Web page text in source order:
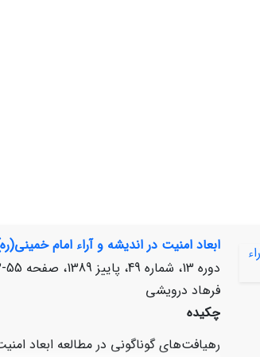
ابعاد امنیت در اندیشه و آراء امام
دوره 13، شماره 49، پاییز 1389، صفحه
55-82
فرهاد درویشی
چکیده
رهیافت‌های گوناگونی در مطالعه ابعاد